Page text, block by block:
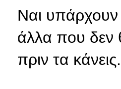
Ναι υπάρχουν
άλλα που δεν
πριν τα κάνεις.